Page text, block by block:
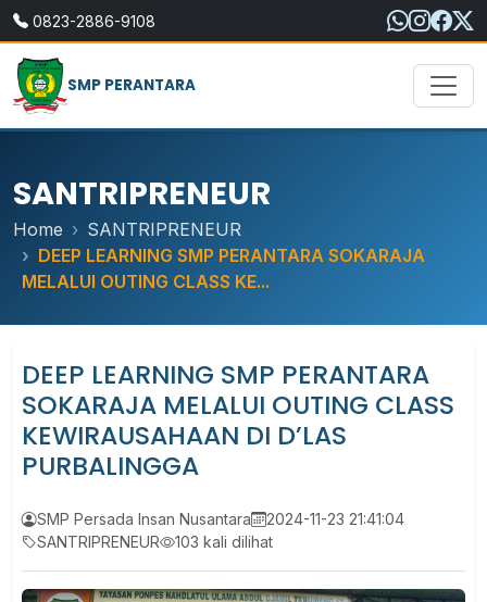
0823-2886-9108
SMP PERANTARA
SANTRIPRENEUR
Home
SANTRIPRENEUR
DEEP LEARNING SMP PERANTARA SOKARAJA
MELALUI OUTING CLASS KE...
DEEP LEARNING SMP PERANTARA
SOKARAJA MELALUI OUTING CLASS
KEWIRAUSAHAAN DI D’LAS
PURBALINGGA
SMP Persada Insan Nusantara
2024-11-23 21:41:04
SANTRIPRENEUR
103 kali dilihat